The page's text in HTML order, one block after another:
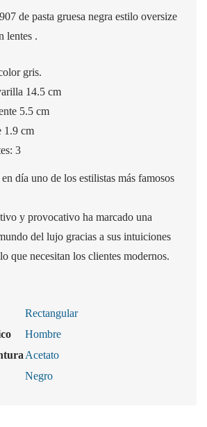
de pasta gruesa negra estilo oversize
lentes .
gris.
14.5 cm
5.5 cm
1.9 cm
3
día uno de los estilistas más famosos
y provocativo ha marcado una
del lujo gracias a sus intuiciones
que necesitan los clientes modernos.
Rectangular
Hombre
Acetato
Negro